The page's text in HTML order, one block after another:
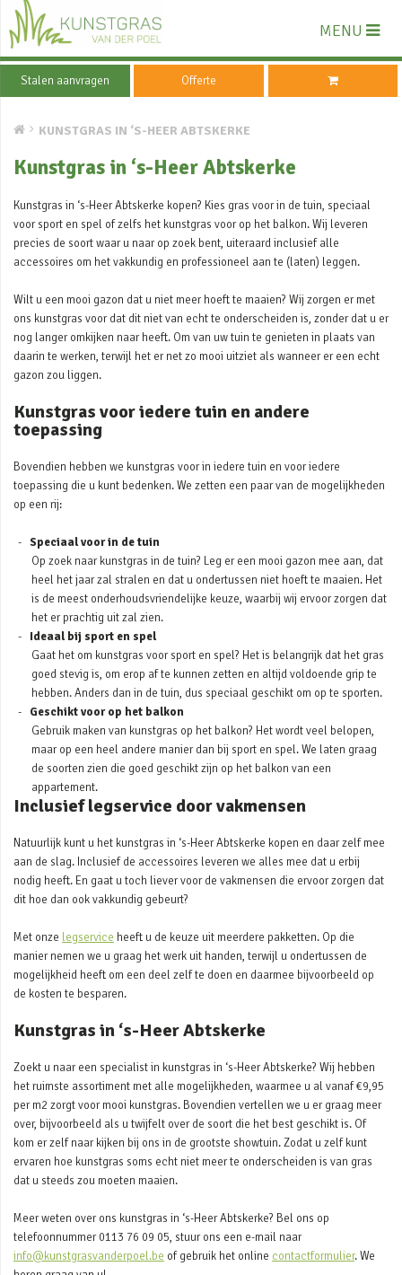
MENU
Stalen aanvragen Offerte
KUNSTGRAS IN ‘S-HEER ABTSKERKE
Kunstgras in ‘s-Heer Abtskerke
Kunstgras in ‘s-Heer Abtskerke kopen? Kies gras voor in de tuin, speciaal
voor sport en spel of zelfs het kunstgras voor op het balkon. Wij leveren
precies de soort waar u naar op zoek bent, uiteraard inclusief alle
accessoires om het vakkundig en professioneel aan te (laten) leggen.
Wilt u een mooi gazon dat u niet meer hoeft te maaien? Wij zorgen er met
ons kunstgras voor dat dit niet van echt te onderscheiden is, zonder dat u er
nog langer omkijken naar heeft. Om van uw tuin te genieten in plaats van
daarin te werken, terwijl het er net zo mooi uitziet als wanneer er een echt
gazon zou liggen.
Kunstgras voor iedere tuin en andere
toepassing
Bovendien hebben we kunstgras voor in iedere tuin en voor iedere
toepassing die u kunt bedenken. We zetten een paar van de mogelijkheden
op een rij:
Speciaal voor in de tuin
Op zoek naar kunstgras in de tuin? Leg er een mooi gazon mee aan, dat
heel het jaar zal stralen en dat u ondertussen niet hoeft te maaien. Het
is de meest onderhoudsvriendelijke keuze, waarbij wij ervoor zorgen dat
het er prachtig uit zal zien.
Ideaal bij sport en spel
Gaat het om kunstgras voor sport en spel? Het is belangrijk dat het gras
goed stevig is, om erop af te kunnen zetten en altijd voldoende grip te
hebben. Anders dan in de tuin, dus speciaal geschikt om op te sporten.
Geschikt voor op het balkon
Gebruik maken van kunstgras op het balkon? Het wordt veel belopen,
maar op een heel andere manier dan bij sport en spel. We laten graag
de soorten zien die goed geschikt zijn op het balkon van een
appartement.
Inclusief legservice door vakmensen
Natuurlijk kunt u het kunstgras in ‘s-Heer Abtskerke kopen en daar zelf mee
aan de slag. Inclusief de accessoires leveren we alles mee dat u erbij
nodig heeft. En gaat u toch liever voor de vakmensen die ervoor zorgen dat
dit hoe dan ook vakkundig gebeurt?
Met onze legservice heeft u de keuze uit meerdere pakketten. Op die
manier nemen we u graag het werk uit handen, terwijl u ondertussen de
mogelijkheid heeft om een deel zelf te doen en daarmee bijvoorbeeld op
de kosten te besparen.
Kunstgras in ‘s-Heer Abtskerke
Zoekt u naar een specialist in kunstgras in ‘s-Heer Abtskerke? Wij hebben
het ruimste assortiment met alle mogelijkheden, waarmee u al vanaf €9,95
per m2 zorgt voor mooi kunstgras. Bovendien vertellen we u er graag meer
over, bijvoorbeeld als u twijfelt over de soort die het best geschikt is. Of
kom er zelf naar kijken bij ons in de grootste showtuin. Zodat u zelf kunt
ervaren hoe kunstgras soms echt niet meer te onderscheiden is van gras
dat u steeds zou moeten maaien.
Meer weten over ons kunstgras in ‘s-Heer Abtskerke? Bel ons op
telefoonnummer 0113 76 09 05, stuur ons een e-mail naar
info@kunstgrasvanderpoel.be of gebruik het online contactformulier. We